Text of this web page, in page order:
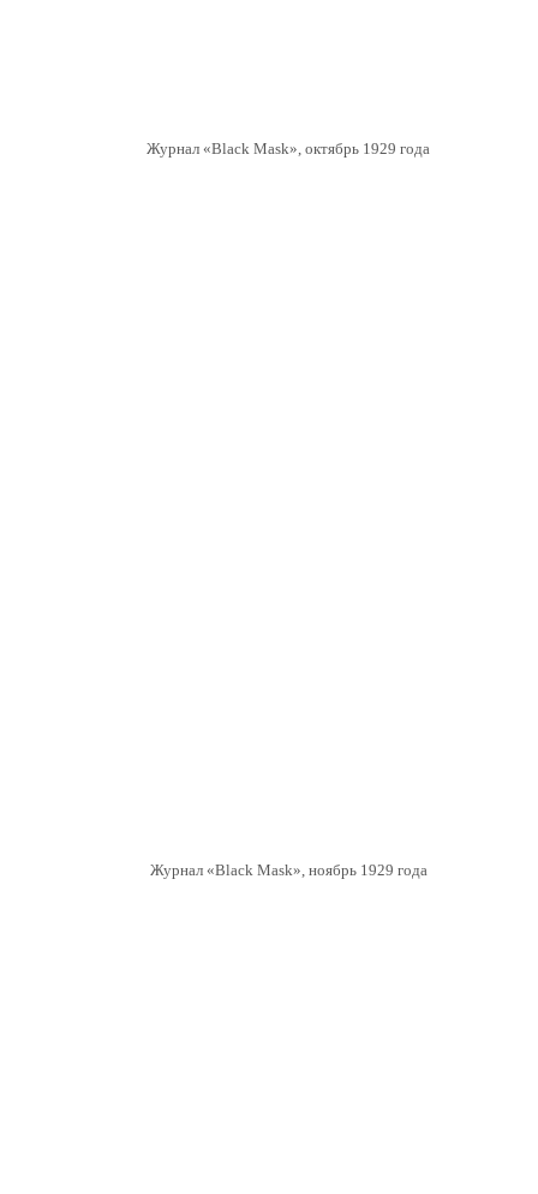
Журнал «Black Mask», октябрь 1929 года
Журнал «Black Mask», ноябрь 1929 года